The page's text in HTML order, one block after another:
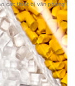
các thiết bị văn phòng